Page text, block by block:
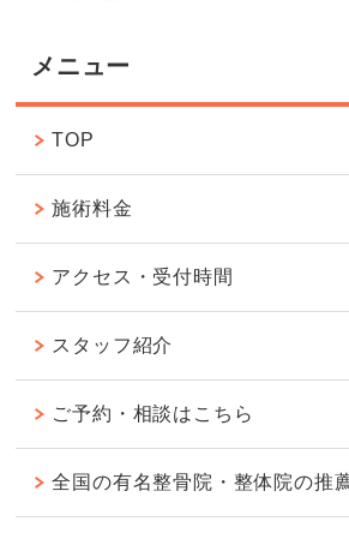
メニュー
TOP
施術料金
アクセス・受付時間
スタッフ紹介
ご予約・相談はこちら
全国の有名整骨院・整体院の推